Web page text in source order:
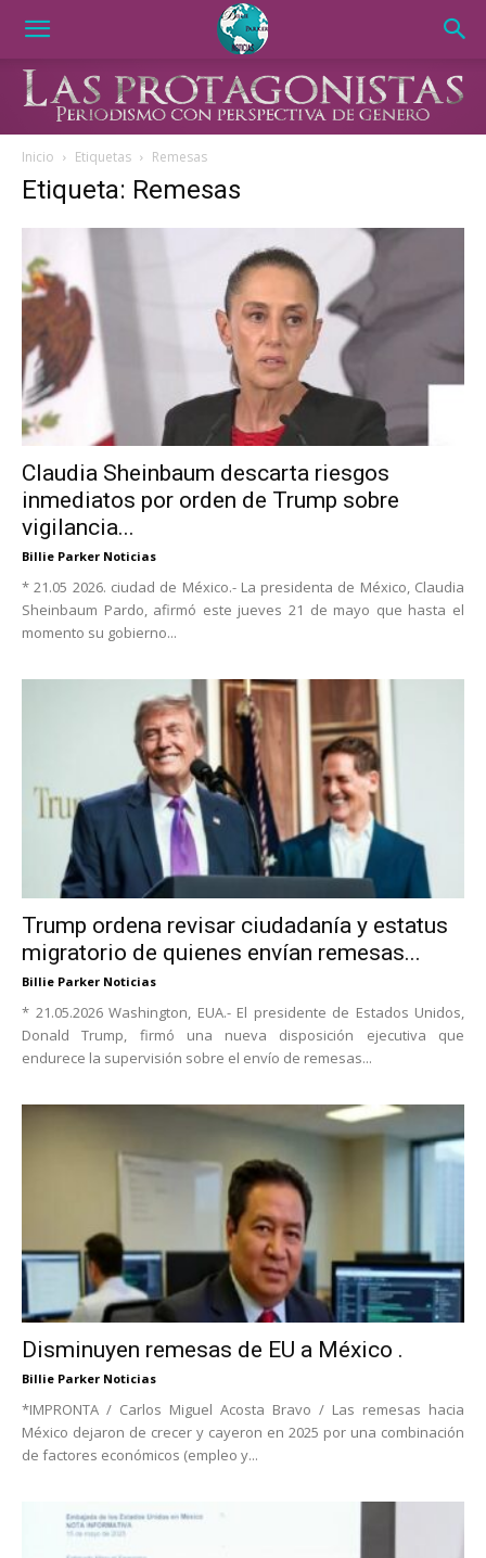
Inicio Etiquetas Remesas
Etiqueta: Remesas
Claudia Sheinbaum descarta riesgos
inmediatos por orden de Trump sobre
vigilancia...
Billie Parker Noticias
* 21.05 2026. ciudad de México.- La presidenta de México, Claudia
Sheinbaum Pardo, afirmó este jueves 21 de mayo que hasta el
momento su gobierno...
Trump ordena revisar ciudadanía y estatus
migratorio de quienes envían remesas...
Billie Parker Noticias
* 21.05.2026 Washington, EUA.- El presidente de Estados Unidos,
Donald Trump, firmó una nueva disposición ejecutiva que
endurece la supervisión sobre el envío de remesas...
Disminuyen remesas de EU a México .
Billie Parker Noticias
*IMPRONTA / Carlos Miguel Acosta Bravo / Las remesas hacia
México dejaron de crecer y cayeron en 2025 por una combinación
de factores económicos (empleo y...